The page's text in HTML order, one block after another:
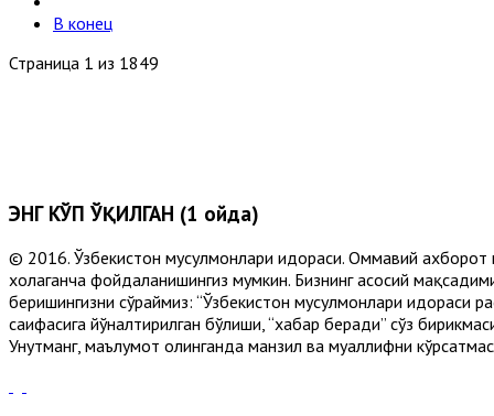
В конец
Страница 1 из 1849
ЭНГ КЎП ЎҚИЛГАН (1 ойда)
© 2016. Ўзбекистон мусулмонлари идораси. Оммавий ахборот
хоҳлаганча фойдаланишингиз мумкин. Бизнинг асосий
беришингизни сўраймиз: “Ўзбекистон мусулмонлари идораси
саҳифасига йўналтирилган бўлиши, “хабар беради” сўз
Унутманг, маълумот олинганда манзил ва муаллифни